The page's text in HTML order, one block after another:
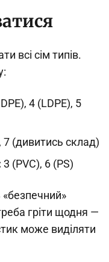
всі сім типів.
4 (LDPE), 5
7 (дивитись склад)
3 (PVC), 6 (PS)
гріти щодня —
може виділяти